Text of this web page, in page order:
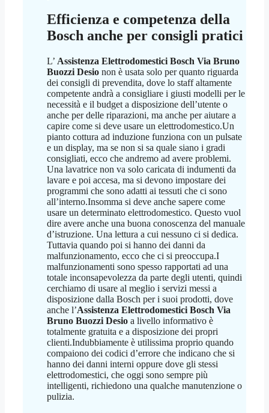
Efficienza e competenza della
Bosch anche per consigli pratici
L’ Assistenza Elettrodomestici Bosch Via Bruno
Buozzi Desio non è usata solo per quanto riguarda
dei consigli di prevendita, dove lo staff altamente
competente andrà a consigliare i giusti modelli per le
necessità e il budget a disposizione dell’utente o
anche per delle riparazioni, ma anche per aiutare a
capire come si deve usare un elettrodomestico.Un
pianto cottura ad induzione funziona con un pulsate
e un display, ma se non si sa quale siano i gradi
consigliati, ecco che andremo ad avere problemi.
Una lavatrice non va solo caricata di indumenti da
lavare e poi accesa, ma si devono impostare dei
programmi che sono adatti ai tessuti che ci sono
all’interno.Insomma si deve anche sapere come
usare un determinato elettrodomestico. Questo vuol
dire avere anche una buona conoscenza del manuale
d’istruzione. Una lettura a cui nessuno ci si dedica.
Tuttavia quando poi si hanno dei danni da
malfunzionamento, ecco che ci si preoccupa.I
malfunzionamenti sono spesso rapportati ad una
totale inconsapevolezza da parte degli utenti, quindi
cerchiamo di usare al meglio i servizi messi a
disposizione dalla Bosch per i suoi prodotti, dove
anche l’Assistenza Elettrodomestici Bosch Via
Bruno Buozzi Desio a livello informativo è
totalmente gratuita e a disposizione dei propri
clienti.Indubbiamente è utilissima proprio quando
compaiono dei codici d’errore che indicano che si
hanno dei danni interni oppure dove gli stessi
elettrodomestici, che oggi sono sempre più
intelligenti, richiedono una qualche manutenzione o
pulizia.